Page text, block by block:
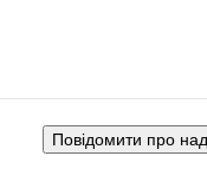
Повідомити про